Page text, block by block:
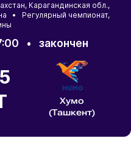
, Карагандинская обл.,
• Регулярный чемпионат,
• закончен
Хумо
(Ташкент)